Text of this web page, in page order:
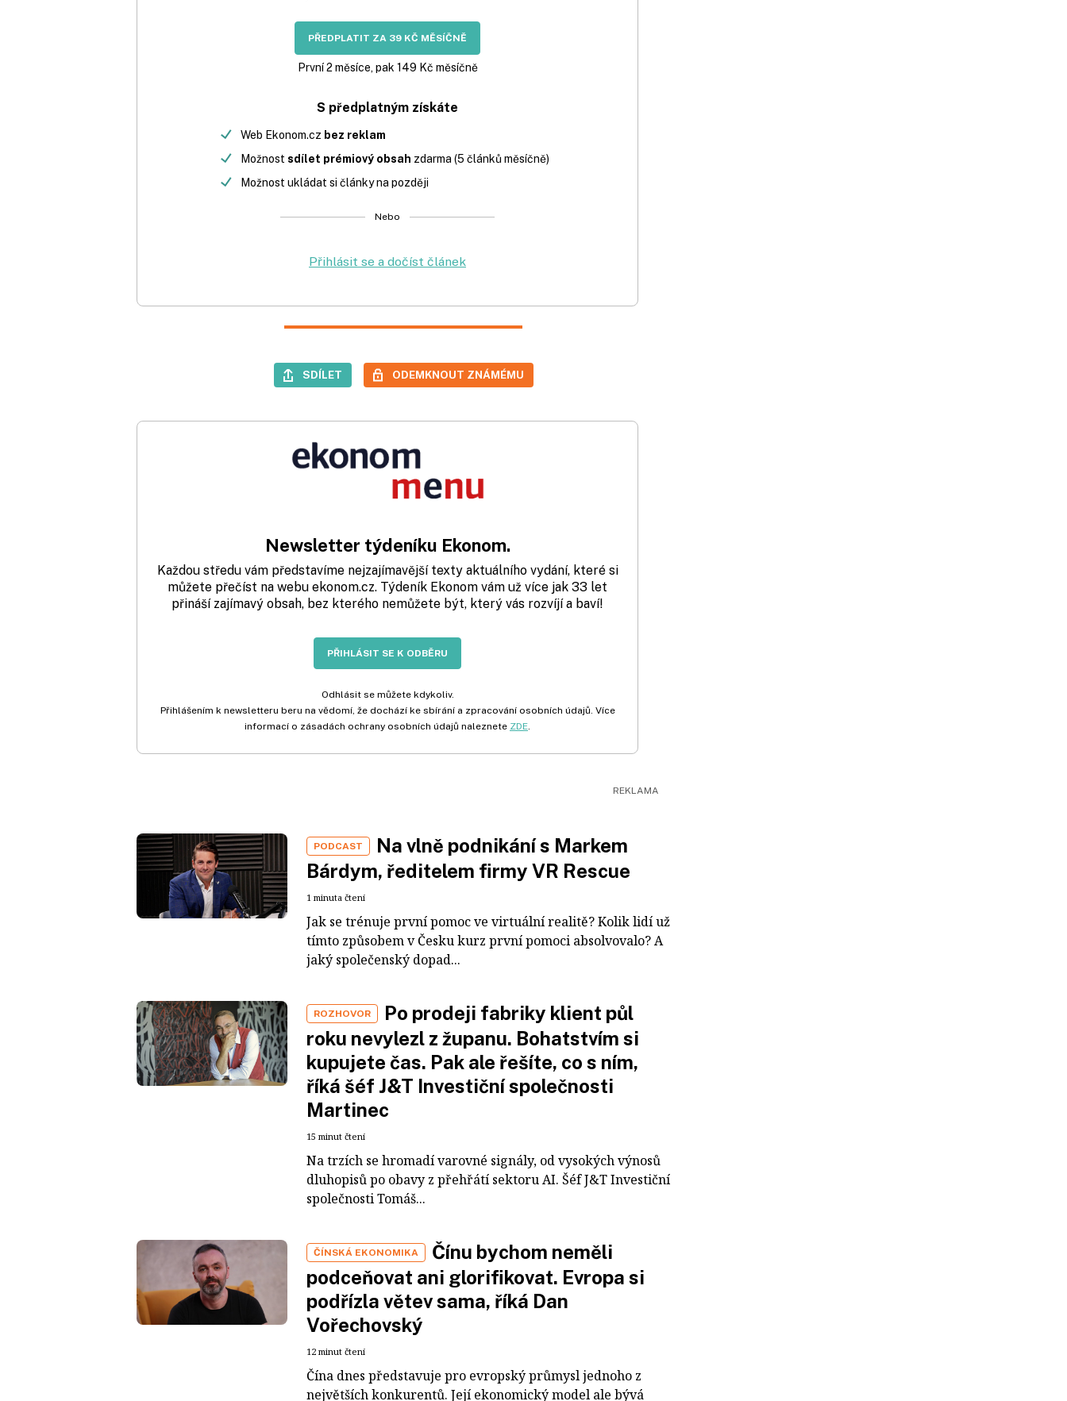
PŘEDPLATIT ZA 39 KČ MĚSÍČNĚ
První 2 měsíce, pak 149 Kč měsíčně
S předplatným získáte
Web Ekonom.cz bez reklam
Možnost sdílet prémiový obsah zdarma (5 článků měsíčně)
Možnost ukládat si články na později
Nebo
Přihlásit se a dočíst článek
SDÍLET ODEMKNOUT ZNÁMÉMU
Newsletter týdeníku Ekonom.
Každou středu vám představíme nejzajímavější texty aktuálního vydání, které si
můžete přečíst na webu ekonom.cz. Týdeník Ekonom vám už více jak 33 let
přináší zajímavý obsah, bez kterého nemůžete být, který vás rozvíjí a baví!
PŘIHLÁSIT SE K ODBĚRU
Odhlásit se můžete kdykoliv.
Přihlášením k newsletteru beru na vědomí, že dochází ke sbírání a zpracování osobních údajů. Více
informací o zásadách ochrany osobních údajů naleznete ZDE.
PODCAST
Na vlně podnikání s Markem
Bárdym, ředitelem firmy VR Rescue
1 minuta čtení
Jak se trénuje první pomoc ve virtuální realitě? Kolik lidí už
tímto způsobem v Česku kurz první pomoci absolvovalo? A
jaký společenský dopad...
ROZHOVOR
Po prodeji fabriky klient půl
roku nevylezl z županu. Bohatstvím si
kupujete čas. Pak ale řešíte, co s ním,
říká šéf J&T Investiční společnosti
Martinec
15 minut čtení
Na trzích se hromadí varovné signály, od vysokých výnosů
dluhopisů po obavy z přehřátí sektoru AI. Šéf J&T Investiční
společnosti Tomáš...
ČÍNSKÁ EKONOMIKA
Čínu bychom neměli
podceňovat ani glorifikovat. Evropa si
podřízla větev sama, říká Dan
Vořechovský
12 minut čtení
Čína dnes představuje pro evropský průmysl jednoho z
největších konkurentů. Její ekonomický model ale bývá